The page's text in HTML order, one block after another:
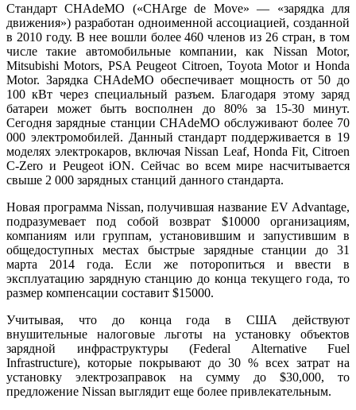
Стандарт CHAdeMO («CHArge de Move» — «зарядка для
движения») разработан одноименной ассоциацией, созданной
в 2010 году. В нее вошли более 460 членов из 26 стран, в том
числе такие автомобильные компании, как Nissan Motor,
Mitsubishi Motors, PSA Peugeot Citroen, Toyota Motor и Honda
Motor. Зарядка CHAdeMO обеспечивает мощность от 50 до
100 кВт через специальный разъем. Благодаря этому заряд
батареи может быть восполнен до 80% за 15-30 минут.
Сегодня зарядные станции CHAdeMO обслуживают более 70
000 электромобилей. Данный стандарт поддерживается в 19
моделях электрокаров, включая Nissan Leaf, Honda Fit, Citroen
C-Zero и Peugeot iON. Сейчас во всем мире насчитывается
свыше 2 000 зарядных станций данного стандарта.
Новая программа Nissan, получившая название EV Advantage,
подразумевает под собой возврат $10000 организациям,
компаниям или группам, установившим и запустившим в
общедоступных местах быстрые зарядные станции до 31
марта 2014 года. Если же поторопиться и ввести в
эксплуатацию зарядную станцию до конца текущего года, то
размер компенсации составит $15000.
Учитывая, что до конца года в США действуют
внушительные налоговые льготы на установку объектов
зарядной инфраструктуры (Federal Alternative Fuel
Infrastructure), которые покрывают до 30 % всех затрат на
установку электрозаправок на сумму до $30,000, то
предложение Nissan выглядит еще более привлекательным.